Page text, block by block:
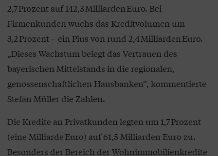
2,7 Prozent auf 142,3 Milliarden Euro. Bei
Firmenkunden wuchs das Kreditvolumen um
3,2 Prozent – ein Plus von rund 2,4 Milliarden Euro.
„Dieses Wachstum belegt das Vertrauen des
bayerischen Mittelstands in die regionalen,
genossenschaftlichen Hausbanken“, kommentierte
Stefan Müller die Zahlen.
Die Kredite an Privatkunden legten um 1,7 Prozent
(eine Milliarde Euro) auf 61,5 Milliarden Euro zu.
Besonders der Bereich der Wohnimmobilienkredite